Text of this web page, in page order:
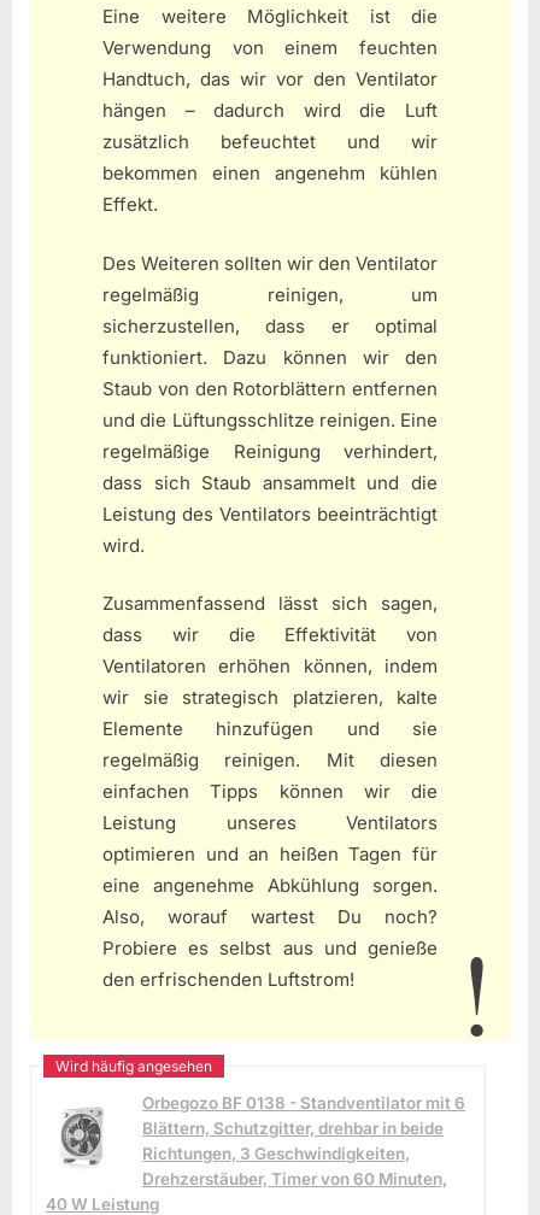
Eine weitere Möglichkeit ist die
Verwendung von einem feuchten
Handtuch, das wir vor den Ventilator
hängen – dadurch wird die Luft
zusätzlich befeuchtet und wir
bekommen einen angenehm kühlen
Effekt.
Des Weiteren sollten wir den Ventilator
regelmäßig reinigen, um
sicherzustellen, dass er optimal
funktioniert. Dazu können wir den
Staub von den Rotorblättern entfernen
und die Lüftungsschlitze reinigen. Eine
regelmäßige Reinigung verhindert,
dass sich Staub ansammelt und die
Leistung des Ventilators beeinträchtigt
wird.
Zusammenfassend lässt sich sagen,
dass wir die Effektivität von
Ventilatoren erhöhen können, indem
wir sie strategisch platzieren, kalte
Elemente hinzufügen und sie
regelmäßig reinigen. Mit diesen
einfachen Tipps können wir die
Leistung unseres Ventilators
optimieren und an heißen Tagen für
eine angenehme Abkühlung sorgen.
Also, worauf wartest Du noch?
Probiere es selbst aus und genieße
den erfrischenden Luftstrom!
Orbegozo BF 0138 - Standventilator mit 6
Blättern, Schutzgitter, drehbar in beide
Richtungen, 3 Geschwindigkeiten,
Drehzerstäuber, Timer von 60 Minuten,
40 W Leistung